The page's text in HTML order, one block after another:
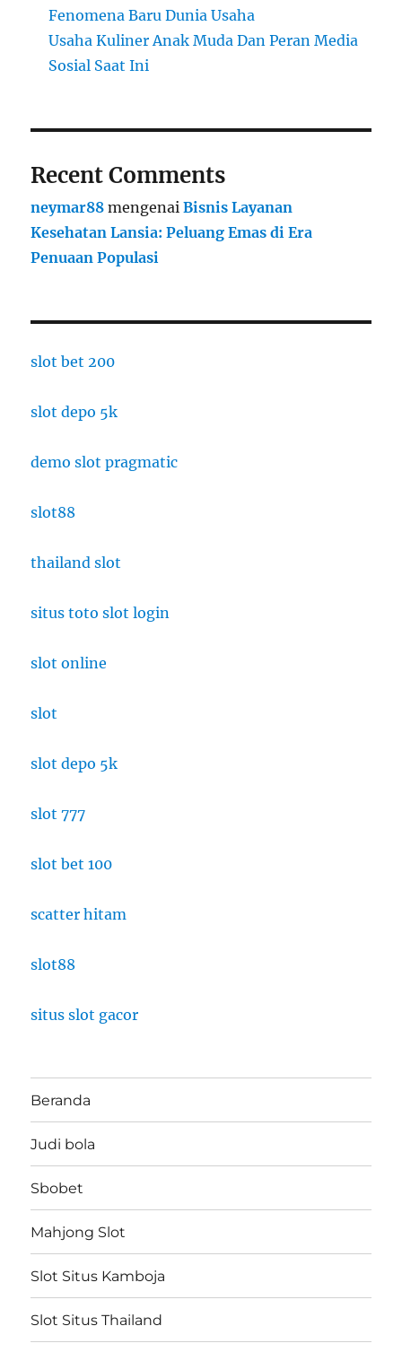
Fenomena Baru Dunia Usaha
Usaha Kuliner Anak Muda Dan Peran Media
Sosial Saat Ini
Recent Comments
neymar88 mengenaiBisnis Layanan
Kesehatan Lansia: Peluang Emas di Era
Penuaan Populasi
slot bet 200
slot depo 5k
demo slot pragmatic
slot88
thailand slot
situs toto slot login
slot online
slot
slot depo 5k
slot 777
slot bet 100
scatter hitam
slot88
situs slot gacor
Beranda
Judi bola
Sbobet
Mahjong Slot
Slot Situs Kamboja
Slot Situs Thailand